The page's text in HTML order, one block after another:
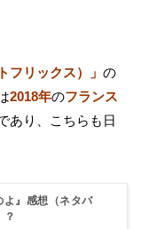
フリックス）」 の
2018年のフランス
あり、こちらも日
よ』感想（ネタバ
？